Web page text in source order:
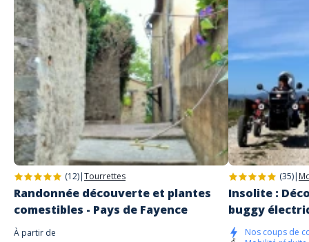
Lire les avis clients
(12)|Tourrettes
Randonnée découverte et plantes
comestibles - Pays de Fayence
À partir de
(35)|
Insolite :
buggy
Nos coups de